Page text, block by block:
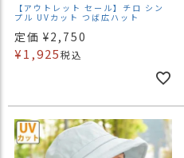
【アウトレット セール】チロ シン
プル UVカット つば広ハット
定価 ¥2,750
¥1,925税込